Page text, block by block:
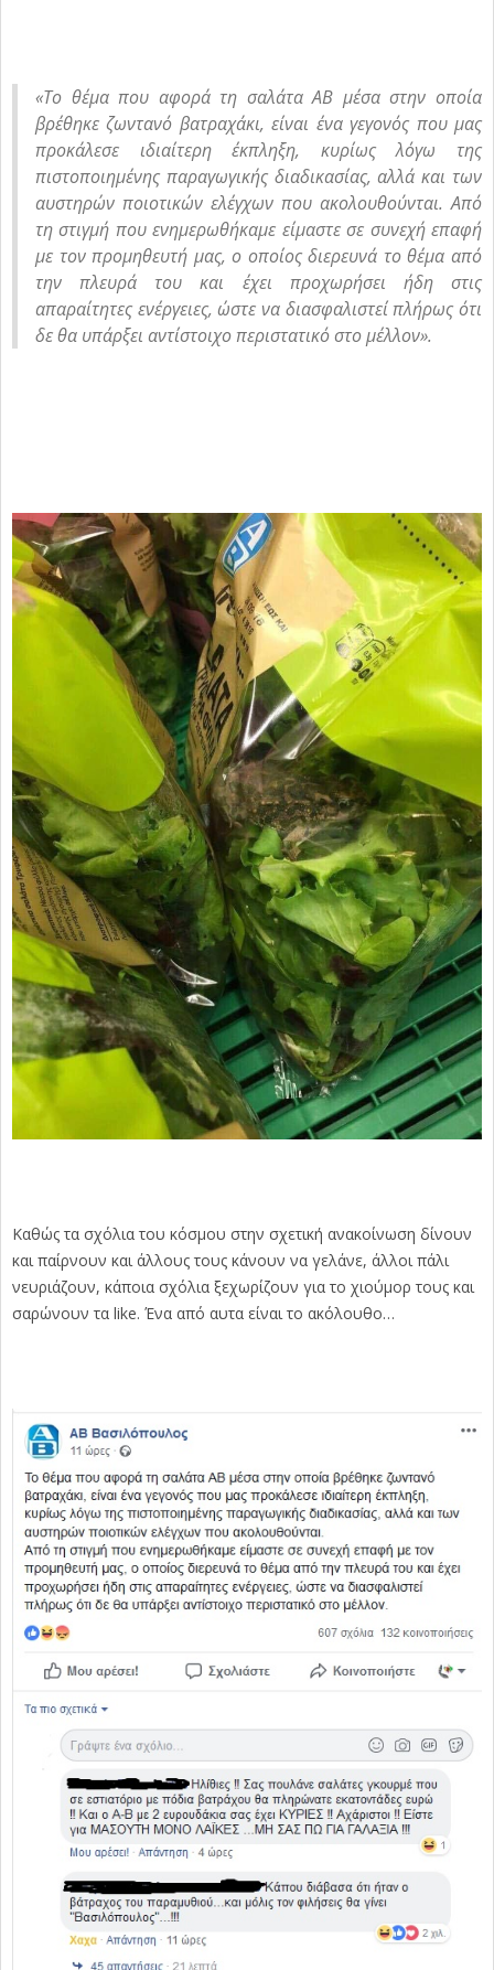
«Το θέμα που αφορά τη σαλάτα ΑΒ μέσα στην οποία
βρέθηκε ζωντανό βατραχάκι, είναι ένα γεγονός που μας
προκάλεσε ιδιαίτερη έκπληξη, κυρίως λόγω της
πιστοποιημένης παραγωγικής διαδικασίας, αλλά και των
αυστηρών ποιοτικών ελέγχων που ακολουθούνται. Από
τη στιγμή που ενημερωθήκαμε είμαστε σε συνεχή επαφή
με τον προμηθευτή μας, ο οποίος διερευνά το θέμα από
την πλευρά του και έχει προχωρήσει ήδη στις
απαραίτητες ενέργειες, ώστε να διασφαλιστεί πλήρως ότι
δε θα υπάρξει αντίστοιχο περιστατικό στο μέλλον».
Καθώς τα σχόλια του κόσμου στην σχετική ανακοίνωση δίνουν
και παίρνουν και άλλους τους κάνουν να γελάνε, άλλοι πάλι
νευριάζουν, κάποια σχόλια ξεχωρίζουν για το χιούμορ τους και
σαρώνουν τα like. Ένα από αυτα είναι το ακόλουθο…